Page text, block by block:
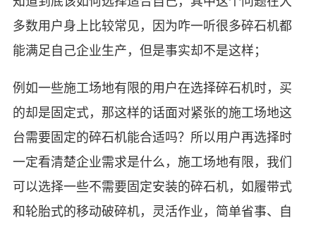
多数用户身上比较常见，因为咋一听很多碎石机都
能满足自己企业生产，但是事实却不是这样；
例如一些施工场地有限的用户在选择碎石机时，买
的却是固定式，那这样的话面对紧张的施工场地这
台需要固定的碎石机能合适吗？所以用户再选择时
一定看清楚企业需求是什么，施工场地有限，我们
可以选择一些不需要固定安装的碎石机，如履带式
和轮胎式的移动破碎机，灵活作业，简单省事、自